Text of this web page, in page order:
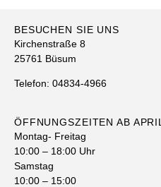
BESUCHEN SIE UNS
Kirchenstraße 8
25761 Büsum
Telefon: 04834-4966
ÖFFNUNGSZEITEN AB APRIL
Montag- Freitag
10:00 – 18:00 Uhr
Samstag
10:00 – 15:00